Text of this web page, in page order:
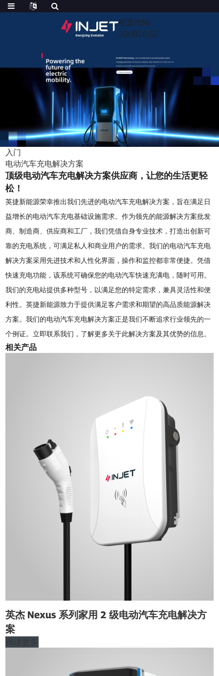
股票代码
300820.SZ
入门
电动汽车充电解决方案
顶级电动汽车充电解决方案供应商，让您的生活更轻
松！
英捷新能源荣幸推出我们先进的电动汽车充电解决方案，旨在满足日
益增长的电动汽车充电基础设施需求。作为领先的能源解决方案批发
商、制造商、供应商和工厂，我们凭借自身专业技术，打造出创新可
靠的充电系统，可满足私人和商业用户的需求。我们的电动汽车充电
解决方案采用先进技术和人性化界面，操作和监控都非常便捷。凭借
快速充电功能，该系统可确保您的电动汽车快速充满电，随时可用。
我们的充电站提供多种型号，以满足您的特定需求，兼具灵活性和便
利性。英捷新能源致力于提供满足客户需求和期望的高品质能源解决
方案。我们的电动汽车充电解决方案正是我们不断追求行业领先的一
个例证。立即联系我们，了解更多关于此解决方案及其优势的信息。
相关产品
英杰 Nexus 系列家用 2 级电动汽车充电解决方
案
阅读更多